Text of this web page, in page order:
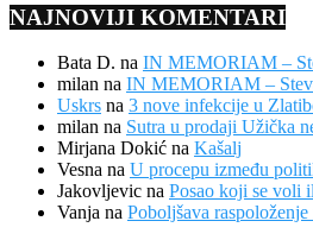
NAJNOVIJI KOMENTARI
Bata D. na IN MEMORIAM –
milan na IN MEMORIAM –
Uskrs na 3 nove infekcije u
milan na Sutra u prodaji Užička
Mirjana Dokić na Kašalj
Vesna na U procepu između
Jakovljevic na Posao koji se voli
Vanja na Poboljšava